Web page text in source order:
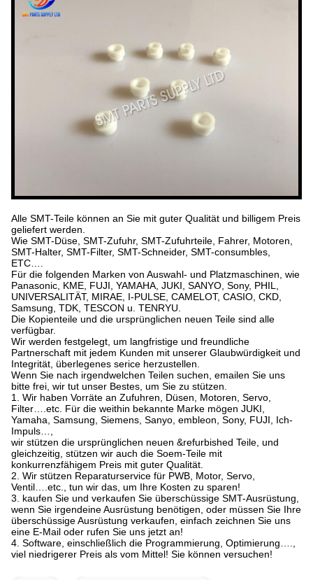
Alle SMT-Teile können an Sie mit guter Qualität und billigem Preis
geliefert werden.
Wie SMT-Düse, SMT-Zufuhr, SMT-Zufuhrteile, Fahrer, Motoren,
SMT-Halter, SMT-Filter, SMT-Schneider, SMT-consumbles,
ETC….
Für die folgenden Marken von Auswahl- und Platzmaschinen, wie
Panasonic, KME, FUJI, YAMAHA, JUKI, SANYO, Sony, PHIL,
UNIVERSALITÄT, MIRAE, I-PULSE, CAMELOT, CASIO, CKD,
Samsung, TDK, TESCON u. TENRYU.
Die Kopienteile und die ursprünglichen neuen Teile sind alle
verfügbar.
Wir werden festgelegt, um langfristige und freundliche
Partnerschaft mit jedem Kunden mit unserer Glaubwürdigkeit und
Integrität, überlegenes serice herzustellen.
Wenn Sie nach irgendwelchen Teilen suchen, emailen Sie uns
bitte frei, wir tut unser Bestes, um Sie zu stützen.
1. Wir haben Vorräte an Zufuhren, Düsen, Motoren, Servo,
Filter….etc. Für die weithin bekannte Marke mögen JUKI,
Yamaha, Samsung, Siemens, Sanyo, embleon, Sony, FUJI, Ich-
Impuls…,
wir stützen die ursprünglichen neuen &refurbished Teile, und
gleichzeitig, stützen wir auch die Soem-Teile mit
konkurrenzfähigem Preis mit guter Qualität.
2. Wir stützen Reparaturservice für PWB, Motor, Servo,
Ventil….etc., tun wir das, um Ihre Kosten zu sparen!
3. kaufen Sie und verkaufen Sie überschüssige SMT-Ausrüstung,
wenn Sie irgendeine Ausrüstung benötigen, oder müssen Sie Ihre
überschüssige Ausrüstung verkaufen, einfach zeichnen Sie uns
eine E-Mail oder rufen Sie uns jetzt an!
4. Software, einschließlich die Programmierung, Optimierung….,
viel niedrigerer Preis als vom Mittel! Sie können versuchen!